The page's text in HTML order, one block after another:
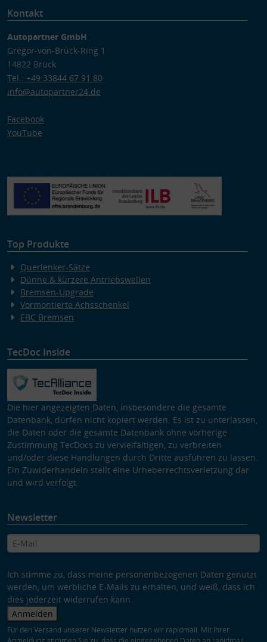
Kontakt
Autopartner GmbH
Gregor-von-Brück-Ring 1
14822 Brück
Tel.: +49 33844 67 91 80
info@autopartner24.de
Facebook
YouTube
Top Produkte
Querlenker-Sätze
Dünne & kürzere Antriebswellen
Bremsen-Upgrade
Vormontierte Achsschenkel
EBC Bremsen
TecDoc Inside
Die hier angezeigten Daten, insbesondere die gesamte
Datenbank, dürfen nicht kopiert werden. Es ist zu unterlassen,
die Daten oder die gesamte Datenbank ohne vorherige
Zustimmung TecDocs zu vervielfältigen, zu verbreiten
und/oder diese Handlungen durch Dritte ausführen zu lassen.
Ein Zuwiderhandeln stellt eine Urheberrechtsverletzung dar
und wird verfolgt.
Newsletter
Ich stimme zu, dass meine personenbezogenen Daten genutzt
werden, um werbliche E-Mails zu erhalten, und weiß, dass ich
dies jederzeit widerrufen kann.
Anmelden
Für den Versand unserer Newsletter nutzen wir rapidmail. Mit Ihrer